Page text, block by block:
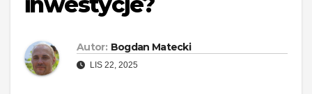
Autor: Bogdan Matecki
LIS 22, 2025